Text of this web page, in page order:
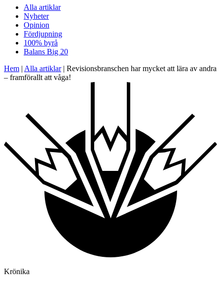
Alla artiklar
Nyheter
Opinion
Fördjupning
100% byrå
Balans Big 20
Hem | Alla artiklar| Revisionsbranschen har mycket att lära av andra
– framförallt att våga!
Krönika